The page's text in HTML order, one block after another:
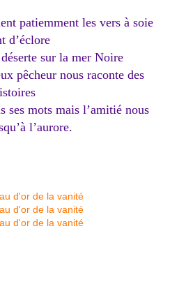
patiemment les vers à soie
d’éclore
sur la mer Noire
pêcheur nous raconte des
ses mots mais l’amitié nous
l’aurore.